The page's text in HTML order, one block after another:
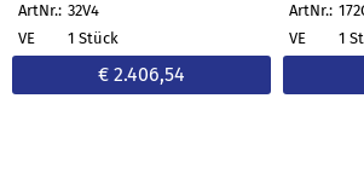
ArtNr.: 32V4
VE
1 Stück
€ 2.406,54
ArtNr.:
VE
1